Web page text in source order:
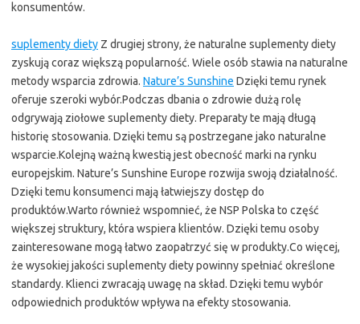
konsumentów.
suplementy diety Z drugiej strony, że naturalne suplementy diety
zyskują coraz większą popularność. Wiele osób stawia na naturalne
metody wsparcia zdrowia. Nature’s Sunshine Dzięki temu rynek
oferuje szeroki wybór.Podczas dbania o zdrowie dużą rolę
odgrywają ziołowe suplementy diety. Preparaty te mają długą
historię stosowania. Dzięki temu są postrzegane jako naturalne
wsparcie.Kolejną ważną kwestią jest obecność marki na rynku
europejskim. Nature’s Sunshine Europe rozwija swoją działalność.
Dzięki temu konsumenci mają łatwiejszy dostęp do
produktów.Warto również wspomnieć, że NSP Polska to część
większej struktury, która wspiera klientów. Dzięki temu osoby
zainteresowane mogą łatwo zaopatrzyć się w produkty.Co więcej,
że wysokiej jakości suplementy diety powinny spełniać określone
standardy. Klienci zwracają uwagę na skład. Dzięki temu wybór
odpowiednich produktów wpływa na efekty stosowania.